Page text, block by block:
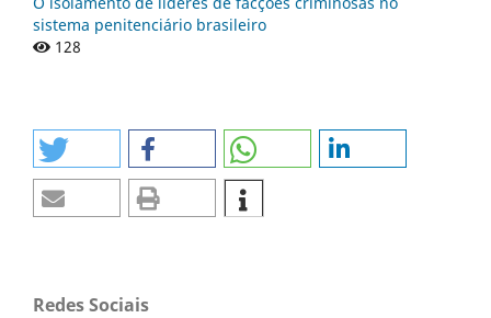
sistema penitenciário brasileiro
128
Redes Sociais